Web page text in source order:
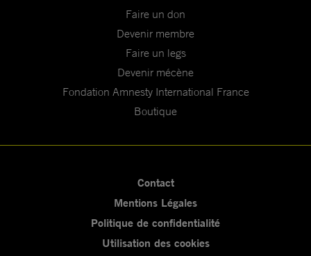
Faire un don
Devenir membre
Faire un legs
Devenir mécène
Fondation Amnesty International France
Boutique
Contact
Mentions Légales
Politique de confidentialité
Utilisation des cookies